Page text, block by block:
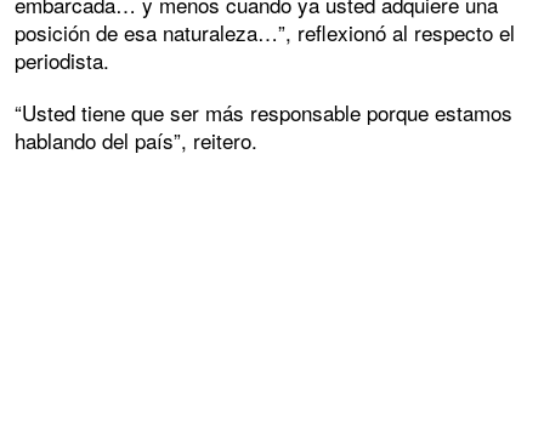
posición de esa naturaleza…”, reflexionó al respecto el
periodista.
“Usted tiene que ser más responsable porque estamos
hablando del país”, reitero.